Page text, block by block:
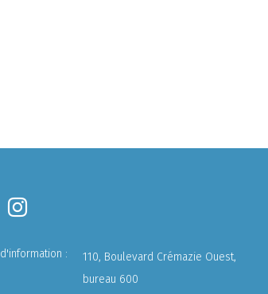
:
110, Boulevard Crémazie Ouest,
bureau 600